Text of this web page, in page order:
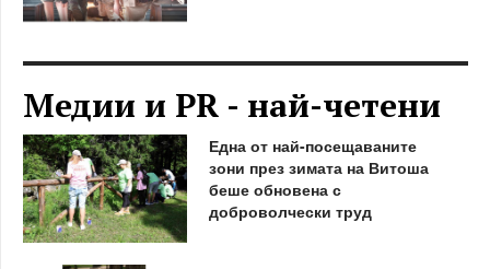
Медии и PR - най-четени
Една от най-посещаваните
зони през зимата на Витоша
беше обновена с
доброволчески труд